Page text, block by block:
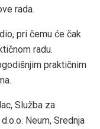
rada.
pri čemu će čak
radu.
praktičnim
Služba za
Neum, Srednja